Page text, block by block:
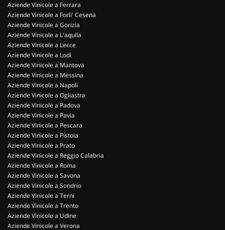
Aziende Vinicole a Ferrara
Aziende Vinicole a Forli' Cesena
Aziende Vinicole a Gorizia
Aziende Vinicole a L'aquila
Aziende Vinicole a Lecce
Aziende Vinicole a Lodi
Aziende Vinicole a Mantova
Aziende Vinicole a Messina
Aziende Vinicole a Napoli
Aziende Vinicole a Ogliastra
Aziende Vinicole a Padova
Aziende Vinicole a Pavia
Aziende Vinicole a Pescara
Aziende Vinicole a Pistoia
Aziende Vinicole a Prato
Aziende Vinicole a Reggio Calabria
Aziende Vinicole a Roma
Aziende Vinicole a Savona
Aziende Vinicole a Sondrio
Aziende Vinicole a Terni
Aziende Vinicole a Trento
Aziende Vinicole a Udine
Aziende Vinicole a Verona